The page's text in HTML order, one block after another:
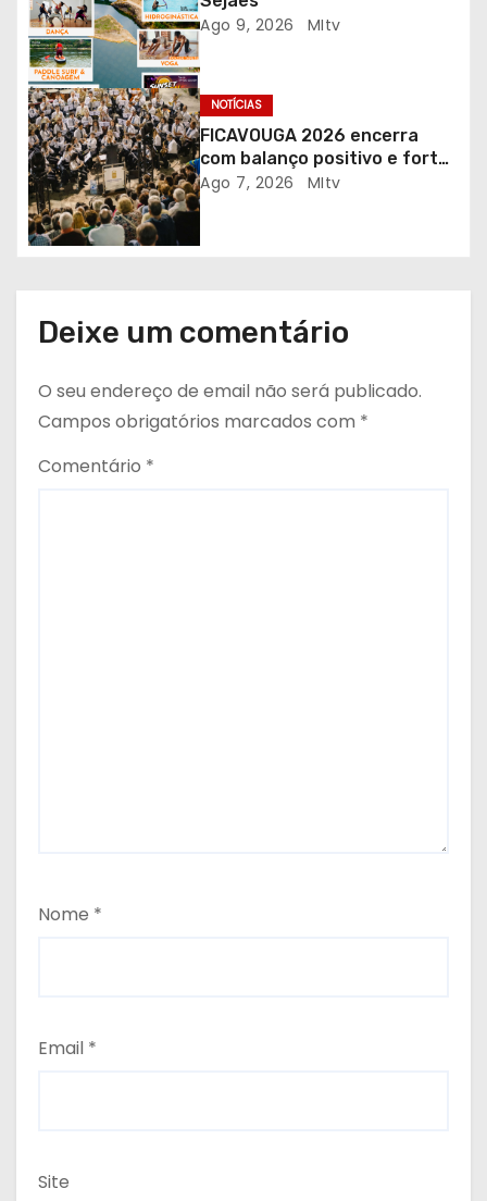
i
g
o
s
Ago 9, 2026 MItv
NOTÍCIAS
FICAVOUGA 2026 encerra
com balanço positivo e forte
adesão da comunidade
Ago 7, 2026 MItv
Deixe um comentário
O seu endereço de email não será publicado.
Campos obrigatórios marcados com *
Comentário *
Nome *
Email *
Site